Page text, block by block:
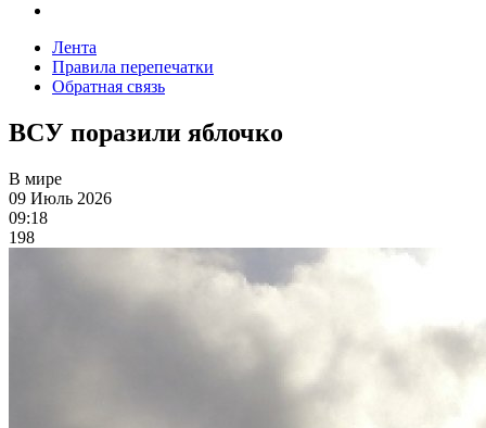
Лента
Правила перепечатки
Обратная связь
ВСУ поразили яблочко
В мире
09 Июль 2026
09:18
198